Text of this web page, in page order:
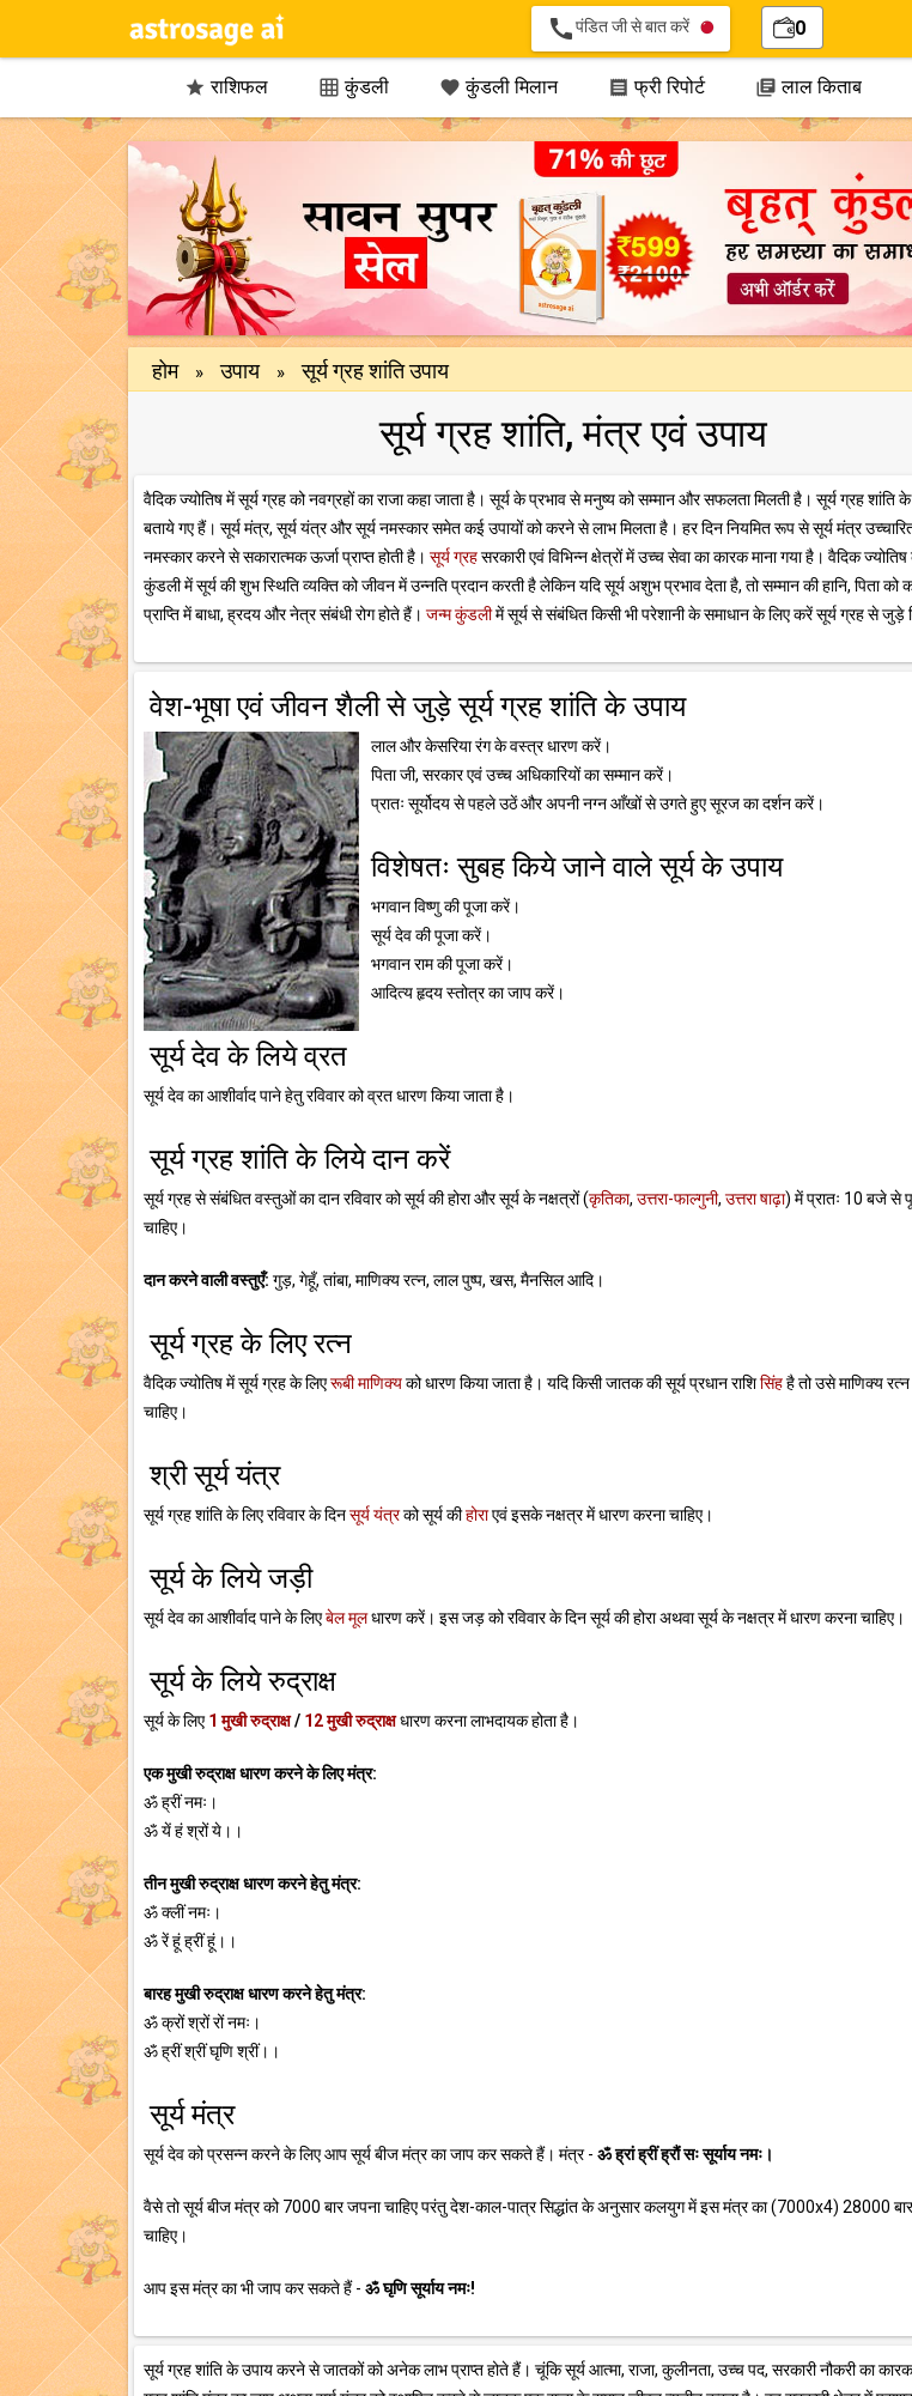
callपंडित जी से बात करें 0
 राशिफल  कुंडली  कुंडली मिलान  फ्री रिपोर्ट  लाल किताब
होम » उपाय » सूर्य ग्रह शांति उपाय
सूर्य ग्रह शांति, मंत्र एवं उपाय
वैदिक ज्योतिष में सूर्य ग्रह को नवग्रहों का राजा कहा जाता है। सूर्य के प्रभाव से मनुष्य को सम्मान और सफलता मिलती है। सूर्य ग्रह शांति
बताये गए हैं। सूर्य मंत्र, सूर्य यंत्र और सूर्य नमस्कार समेत कई उपायों को करने से लाभ मिलता है। हर दिन नियमित रूप से सूर्य मंत्र
नमस्कार करने से सकारात्मक ऊर्जा प्राप्त होती है। सूर्य ग्रहसरकारी एवं विभिन्न क्षेत्रों में उच्च सेवा का कारक माना गया है। वैदिक
कुंडली में सूर्य की शुभ स्थिति व्यक्ति को जीवन में उन्नति प्रदान करती है लेकिन यदि सूर्य अशुभ प्रभाव देता है, तो सम्मान की हानि, पिता को
प्राप्ति में बाधा, ह्रदय और नेत्र संबंधी रोग होते हैं। जन्म कुंडलीमें सूर्य से संबंधित किसी भी परेशानी के समाधान के लिए करें सूर्य ग्रह से जुड़े
वेश-भूषा एवं जीवन शैली से जुड़े सूर्य ग्रह शांति के उपाय
लाल और केसरिया रंग के वस्त्र धारण करें।
पिता जी, सरकार एवं उच्च अधिकारियों का सम्मान करें।
प्रातः सूर्योदय से पहले उठें और अपनी नग्न आँखों से उगते हुए सूरज का दर्शन करें।
विशेषतः सुबह किये जाने वाले सूर्य के उपाय
भगवान विष्णु की पूजा करें।
सूर्य देव की पूजा करें।
भगवान राम की पूजा करें।
आदित्य हृदय स्तोत्र का जाप करें।
सूर्य देव के लिये व्रत
सूर्य देव का आशीर्वाद पाने हेतु रविवार को व्रत धारण किया जाता है।
सूर्य ग्रह शांति के लिये दान करें
सूर्य ग्रह से संबंधित वस्तुओं का दान रविवार को सूर्य की होरा और सूर्य के नक्षत्रों (कृतिका, उत्तरा-फाल्गुनी, उत्तरा षाढ़ा) में प्रातः 10 बजे से
चाहिए।
दान करने वाली वस्तुएँ: गुड़, गेहूँ, तांबा, माणिक्य रत्न, लाल पुष्प, खस, मैनसिल आदि।
सूर्य ग्रह के लिए रत्न
वैदिक ज्योतिष में सूर्य ग्रह के लिएरूबी माणिक्यको धारण किया जाता है। यदि किसी जातक की सूर्य प्रधान राशिसिंहहै तो उसे माणिक्य
चाहिए।
श्री सूर्य यंत्र
सूर्य ग्रह शांति के लिए रविवार के दिनसूर्य यंत्रको सूर्य कीहोराएवं इसके नक्षत्र में धारण करना चाहिए।
सूर्य के लिये जड़ी
सूर्य देव का आशीर्वाद पाने के लिएबेल मूलधारण करें। इस जड़ को रविवार के दिन सूर्य की होरा अथवा सूर्य के नक्षत्र में धारण करना चाहिए।
सूर्य के लिये रुद्राक्ष
सूर्य के लिए1 मुखी रुद्राक्ष/ 12 मुखी रुद्राक्षधारण करना लाभदायक होता है।
एक मुखी रुद्राक्ष धारण करने के लिए मंत्र:
ॐ ह्रीं नमः।
ॐ यें हं श्रों ये।।
तीन मुखी रुद्राक्ष धारण करने हेतु मंत्र:
ॐ क्लीं नमः।
ॐ रें हूं ह्रीं हूं।।
बारह मुखी रुद्राक्ष धारण करने हेतु मंत्र:
ॐ क्रों श्रों रों नमः।
ॐ ह्रीं श्रीं घृणि श्रीं।।
सूर्य मंत्र
सूर्य देव को प्रसन्न करने के लिए आप सूर्य बीज मंत्र का जाप कर सकते हैं। मंत्र - ॐ ह्रां ह्रीं ह्रौं सः सूर्याय नमः।
वैसे तो सूर्य बीज मंत्र को 7000 बार जपना चाहिए परंतु देश-काल-पात्र सिद्धांत के अनुसार कलयुग में इस मंत्र का (7000x4) 28000
चाहिए।
आप इस मंत्र का भी जाप कर सकते हैं - ॐ घृणि सूर्याय नमः!
सूर्य ग्रह शांति के उपाय करने से जातकों को अनेक लाभ प्राप्त होते हैं। चूंकि सूर्य आत्मा, राजा, कुलीनता, उच्च पद, सरकारी नौकरी का